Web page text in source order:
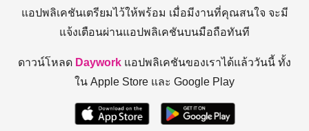
แอปพลิเคชันเตรียมไว้ให้พร้อม เมื่อมีงานที่คุณสนใจ จะมี
แจ้งเตือนผ่านแอปพลิเคชันบนมือถือทันที
ดาวน์โหลด Daywork แอปพลิเคชันของเราได้แล้ววันนี้ ทั้ง
ใน Apple Store และ Google Play